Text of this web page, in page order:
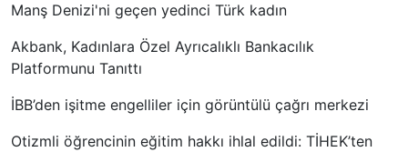
Manş Denizi'ni geçen yedinci Türk kadın
Akbank, Kadınlara Özel Ayrıcalıklı Bankacılık
Platformunu Tanıttı
İBB’den işitme engelliler için görüntülü çağrı merkezi
Otizmli öğrencinin eğitim hakkı ihlal edildi: TİHEK’ten